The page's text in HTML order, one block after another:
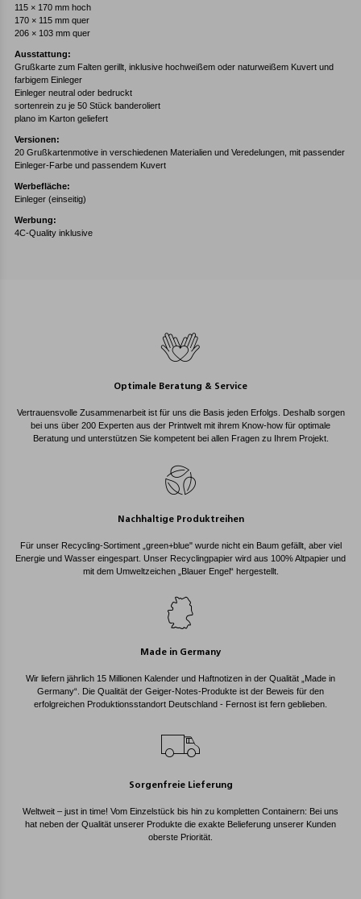
115 × 170 mm hoch
170 × 115 mm quer
206 × 103 mm quer
Ausstattung:
Grußkarte zum Falten gerillt, inklusive hochweißem oder naturweißem Kuvert und
farbigem Einleger
Einleger neutral oder bedruckt
sortenrein zu je 50 Stück banderoliert
plano im Karton geliefert
Versionen:
20 Grußkartenmotive in verschiedenen Materialien und Veredelungen, mit passender
Einleger-Farbe und passendem Kuvert
Werbefläche:
Einleger (einseitig)
Werbung:
4C-Quality inklusive
Optimale Beratung & Service
Vertrauensvolle Zusammenarbeit ist für uns die Basis jeden Erfolgs. Deshalb sorgen
bei uns über 200 Experten aus der Printwelt mit ihrem Know-how für optimale
Beratung und unterstützen Sie kompetent bei allen Fragen zu Ihrem Projekt.
Nachhaltige Produktreihen
Für unser Recycling-Sortiment „green+blue" wurde nicht ein Baum gefällt, aber viel
Energie und Wasser eingespart. Unser Recyclingpapier wird aus 100% Altpapier und
mit dem Umweltzeichen „Blauer Engel“ hergestellt.
Made in Germany
Wir liefern jährlich 15 Millionen Kalender und Haftnotizen in der Qualität „Made in
Germany“. Die Qualität der Geiger-Notes-Produkte ist der Beweis für den
erfolgreichen Produktionsstandort Deutschland - Fernost ist fern geblieben.
Sorgenfreie Lieferung
Weltweit – just in time! Vom Einzelstück bis hin zu kompletten Containern: Bei uns
hat neben der Qualität unserer Produkte die exakte Belieferung unserer Kunden
oberste Priorität.